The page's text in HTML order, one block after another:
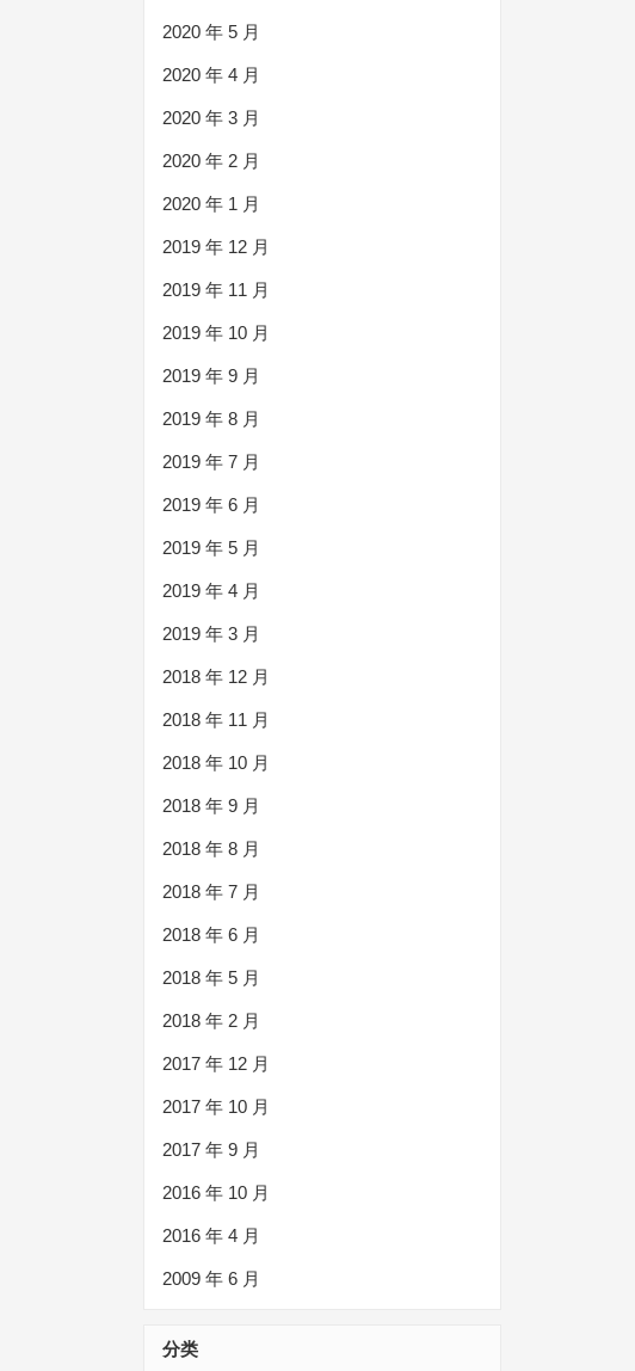
2020 年 5 月
2020 年 4 月
2020 年 3 月
2020 年 2 月
2020 年 1 月
2019 年 12 月
2019 年 11 月
2019 年 10 月
2019 年 9 月
2019 年 8 月
2019 年 7 月
2019 年 6 月
2019 年 5 月
2019 年 4 月
2019 年 3 月
2018 年 12 月
2018 年 11 月
2018 年 10 月
2018 年 9 月
2018 年 8 月
2018 年 7 月
2018 年 6 月
2018 年 5 月
2018 年 2 月
2017 年 12 月
2017 年 10 月
2017 年 9 月
2016 年 10 月
2016 年 4 月
2009 年 6 月
分类